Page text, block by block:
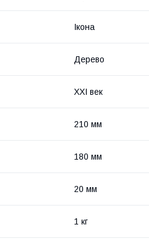
Ікона
Дерево
XXI век
210 мм
180 мм
20 мм
1 кг